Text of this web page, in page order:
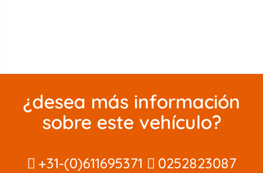
¿desea más información
sobre este vehículo?
+31-(0)611695371
0252823087